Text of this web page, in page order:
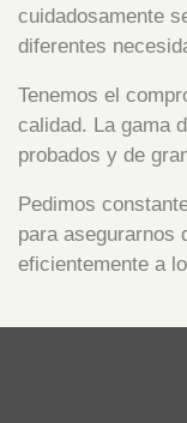
cuidadosamente
diferentes
Tenemos el
calidad. La gama
probados y de
Pedimos
para asegurarnos
eficientemente a